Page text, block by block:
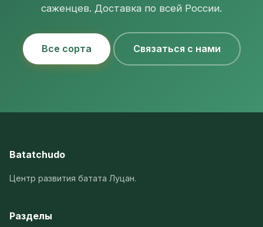
саженцев. Доставка по всей России.
Все сорта Связаться с нами
Batatchudo
Центр развития батата Луцан.
Разделы